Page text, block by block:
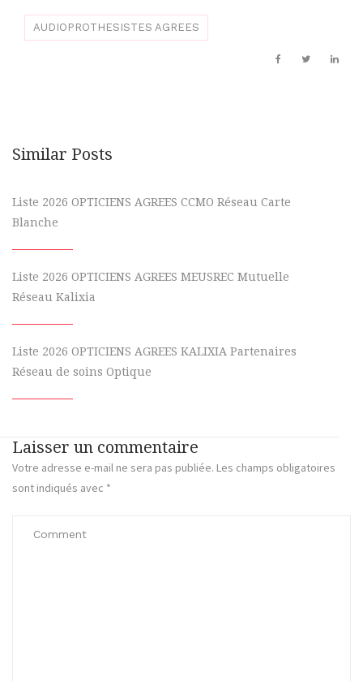
AUDIOPROTHESISTES AGREES
Similar Posts
Liste 2026 OPTICIENS AGREES CCMO Réseau Carte
Blanche
Liste 2026 OPTICIENS AGREES MEUSREC Mutuelle
Réseau Kalixia
Liste 2026 OPTICIENS AGREES KALIXIA Partenaires
Réseau de soins Optique
Laisser un commentaire
Votre adresse e-mail ne sera pas publiée. Les champs obligatoires
sont indiqués avec *